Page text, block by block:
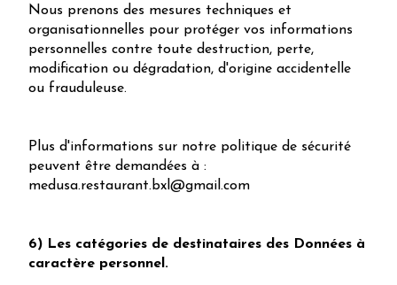
Nous prenons des mesures techniques et
organisationnelles pour protéger vos informations
personnelles contre toute destruction, perte,
modification ou dégradation, d'origine accidentelle
ou frauduleuse.
Plus d'informations sur notre politique de sécurité
peuvent être demandées à :
medusa.restaurant.bxl@gmail.com
6) Les catégories de destinataires des Données à
caractère personnel.